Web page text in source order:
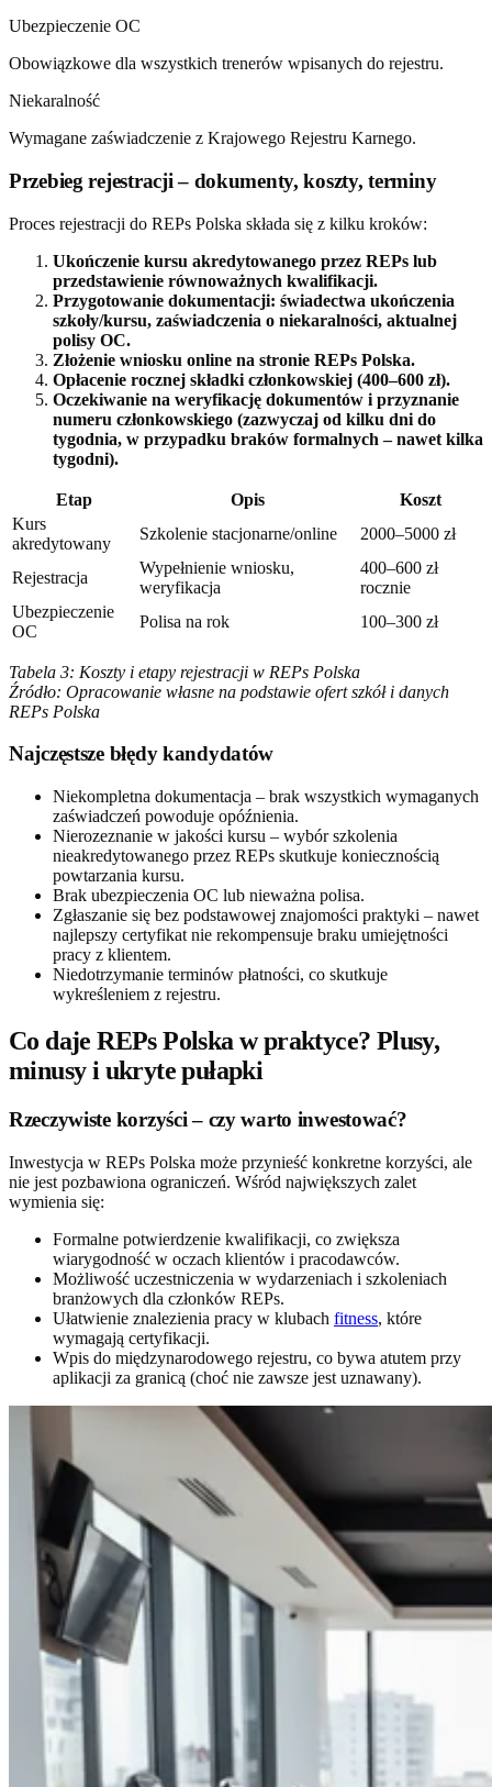
Ubezpieczenie OC
Obowiązkowe dla wszystkich trenerów wpisanych do rejestru.
Niekaralność
Wymagane zaświadczenie z Krajowego Rejestru Karnego.
Przebieg rejestracji – dokumenty, koszty, terminy
Proces rejestracji do REPs Polska składa się z kilku kroków:
Ukończenie kursu akredytowanego przez REPs lub
przedstawienie równoważnych kwalifikacji.
Przygotowanie dokumentacji: świadectwa ukończenia
szkoły/kursu, zaświadczenia o niekaralności, aktualnej
polisy OC.
Złożenie wniosku online na stronie REPs Polska.
Opłacenie rocznej składki członkowskiej (400–600 zł).
Oczekiwanie na weryfikację dokumentów i przyznanie
numeru członkowskiego (zazwyczaj od kilku dni do
tygodnia, w przypadku braków formalnych – nawet kilka
tygodni).
Etap Opis
Koszt
Kurs
akredytowany
Szkolenie stacjonarne/online 2000–5000 zł
Rejestracja
Wypełnienie wniosku,
weryfikacja
400–600 zł
rocznie
Ubezpieczenie
OC
Polisa na rok 100–300 zł
Tabela 3: Koszty i etapy rejestracji w REPs Polska
Źródło: Opracowanie własne na podstawie ofert szkół i danych
REPs Polska
Najczęstsze błędy kandydatów
Niekompletna dokumentacja – brak wszystkich wymaganych
zaświadczeń powoduje opóźnienia.
Nierozeznanie w jakości kursu – wybór szkolenia
nieakredytowanego przez REPs skutkuje koniecznością
powtarzania kursu.
Brak ubezpieczenia OC lub nieważna polisa.
Zgłaszanie się bez podstawowej znajomości praktyki – nawet
najlepszy certyfikat nie rekompensuje braku umiejętności
pracy z klientem.
Niedotrzymanie terminów płatności, co skutkuje
wykreśleniem z rejestru.
Co daje REPs Polska w praktyce? Plusy,
minusy i ukryte pułapki
Rzeczywiste korzyści – czy warto inwestować?
Inwestycja w REPs Polska może przynieść konkretne korzyści, ale
nie jest pozbawiona ograniczeń. Wśród największych zalet
wymienia się:
Formalne potwierdzenie kwalifikacji, co zwiększa
wiarygodność w oczach klientów i pracodawców.
Możliwość uczestniczenia w wydarzeniach i szkoleniach
branżowych dla członków REPs.
Ułatwienie znalezienia pracy w klubach fitness, które
wymagają certyfikacji.
Wpis do międzynarodowego rejestru, co bywa atutem przy
aplikacji za granicą (choć nie zawsze jest uznawany).